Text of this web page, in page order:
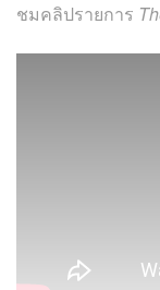
ชมคลิปรายการ